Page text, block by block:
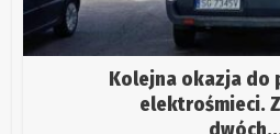
Kolejna okazja do
elektrośmieci.